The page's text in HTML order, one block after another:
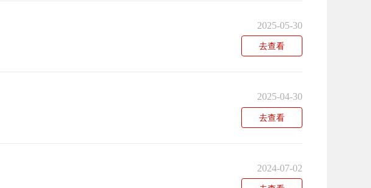
2025-05-30
去查看
2025-04-30
去查看
2024-07-02